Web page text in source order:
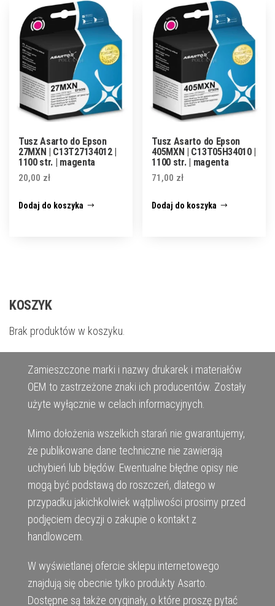
Tusz Asarto do Epson
27MXN | C13T27134012 |
1100 str. | magenta
20,00 zł
Dodaj do koszyka
Tusz Asarto do Epson
405MXN | C13T05H34010 |
1100 str. | magenta
71,00 zł
Dodaj do koszyka
KOSZYK
Brak produktów w koszyku.
Zamieszczone marki i nazwy drukarek i materiałów
OEM to zastrzeżone znaki ich producentów. Zostały
użyte wyłącznie w celach informacyjnych.
Mimo dołożenia wszelkich starań nie gwarantujemy,
że publikowane dane techniczne nie zawierają
uchybień lub błędów. Ewentualne błędne opisy nie
mogą być podstawą do roszczeń, dlatego w
przypadku jakichkolwiek wątpliwości prosimy przed
podjęciem decyzji o zakupie o kontakt z
handlowcem.
W wyświetlanej ofercie sklepu internetowego
znajdują się obecnie tylko produkty Asarto.
Dostępne są także oryginały, o które proszę pytać